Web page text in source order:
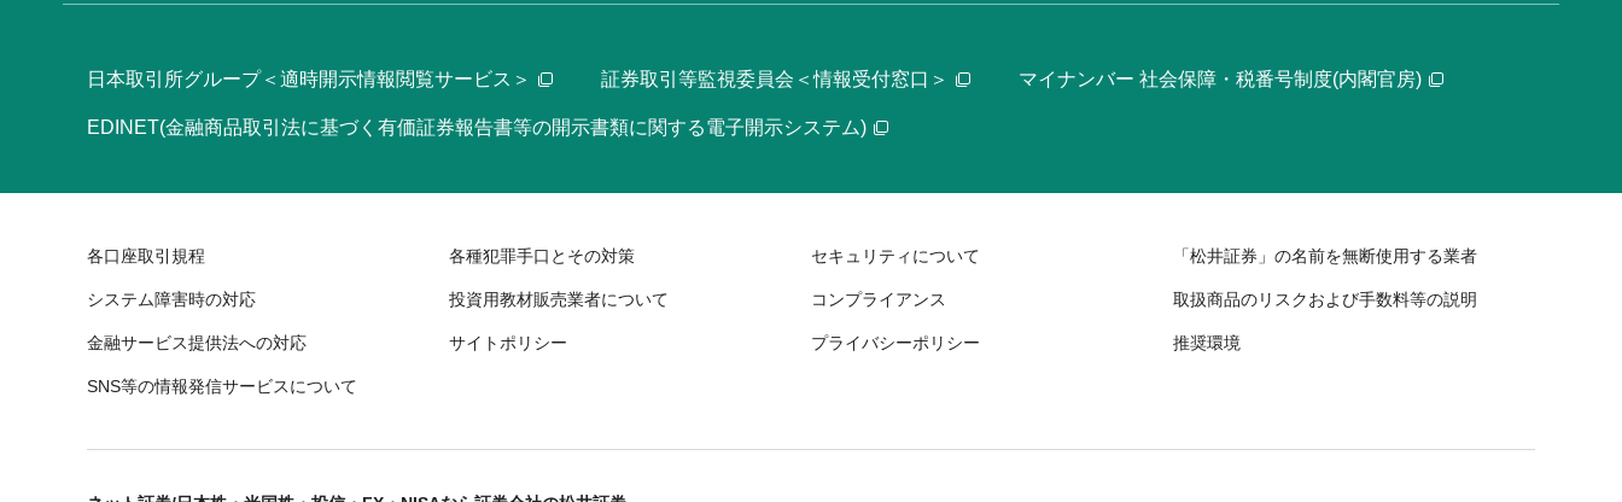
日本取引所グループ＜適時開示情報閲覧サービス＞ 証券取引等監視委員会＜情報受付窓口＞ マイナンバー 社会保障・税番号制度(内閣官房)
EDINET(金融商品取引法に基づく有価証券報告書等の開示書類に関する電子開示システム)
各口座取引規程 各種犯罪手口とその対策 セキュリティについて 「松井証券」の名前を無断使用する業者
システム障害時の対応 投資用教材販売業者について コンプライアンス 取扱商品のリスクおよび手数料等の説明
金融サービス提供法への対応 サイトポリシー プライバシーポリシー 推奨環境
SNS等の情報発信サービスについて